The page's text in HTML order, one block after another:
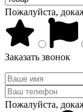
Пожалуйста,
Заказать звонок
Пожалуйста,